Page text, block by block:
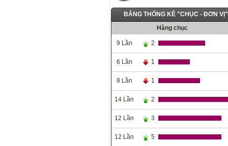
BẢNG THỐNG KÊ "CHỤC - ĐƠN
Hàng chục
9 Lần 2
6 Lần 1
8 Lần 1
14 Lần 2
12 Lần 3
12 Lần 5